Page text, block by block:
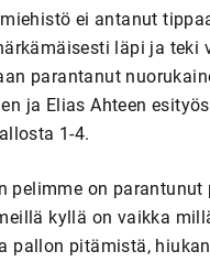
ei antanut
läpi ja
parantanut
ja Elias Ahteen
1-4.
on parantunut
kyllä on vaikka
pitämistä,